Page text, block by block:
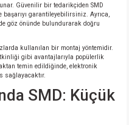
Güvenilir bir tedarikçiden SMD
garantileyebilirsiniz. Ayrıca,
göz önünde bulundurarak doğru
kullanılan bir montaj yöntemidir.
gibi avantajlarıyla popülerlik
temin edildiğinde, elektronik
sağlayacaktır.
SMD: Küçük